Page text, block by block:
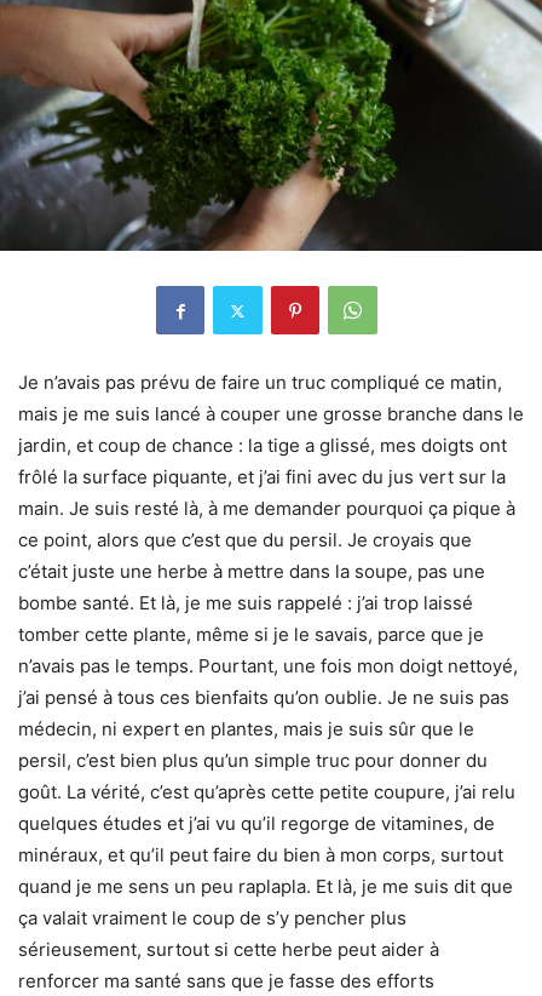
Je n’avais pas prévu de faire un truc compliqué ce matin,
mais je me suis lancé à couper une grosse branche dans le
jardin, et coup de chance : la tige a glissé, mes doigts ont
frôlé la surface piquante, et j’ai fini avec du jus vert sur la
main. Je suis resté là, à me demander pourquoi ça pique à
ce point, alors que c’est que du persil. Je croyais que
c’était juste une herbe à mettre dans la soupe, pas une
bombe santé. Et là, je me suis rappelé : j’ai trop laissé
tomber cette plante, même si je le savais, parce que je
n’avais pas le temps. Pourtant, une fois mon doigt nettoyé,
j’ai pensé à tous ces bienfaits qu’on oublie. Je ne suis pas
médecin, ni expert en plantes, mais je suis sûr que le
persil, c’est bien plus qu’un simple truc pour donner du
goût. La vérité, c’est qu’après cette petite coupure, j’ai relu
quelques études et j’ai vu qu’il regorge de vitamines, de
minéraux, et qu’il peut faire du bien à mon corps, surtout
quand je me sens un peu raplapla. Et là, je me suis dit que
ça valait vraiment le coup de s’y pencher plus
sérieusement, surtout si cette herbe peut aider à
renforcer ma santé sans que je fasse des efforts